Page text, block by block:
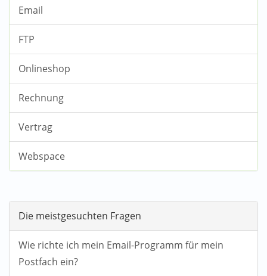
Email
FTP
Onlineshop
Rechnung
Vertrag
Webspace
Die meistgesuchten Fragen
Wie richte ich mein Email-Programm für mein
Postfach ein?